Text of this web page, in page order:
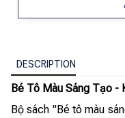
DESCRIPTION
Bé Tô Màu Sáng Tạo -
Bộ sách "Bé tô màu